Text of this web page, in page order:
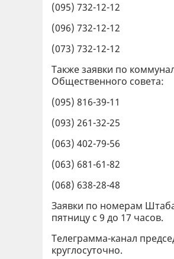
(095) 732-12-12
(096) 732-12-12
(073) 732-12-12
Также заявки по
Общественного совета:
(095) 816-39-11
(093) 261-32-25
(063) 402-79-56
(063) 681-61-82
(068) 638-28-48
Заявки по номерам
пятницу с 9 до 17 часов.
Телеграмма-канал
круглосуточно.